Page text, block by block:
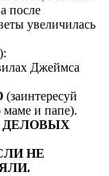
после
увеличилась
):
Джеймса
(заинтересуй
маме и папе).
ДЕЛОВЫХ
НЕ